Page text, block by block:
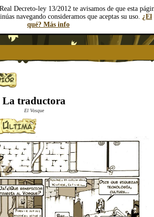
Decreto-ley 13/2012 te avisamos de que esta
navegando consideramos que aceptas su uso. ¿El
qué? Más info
La traductora
El Vosque